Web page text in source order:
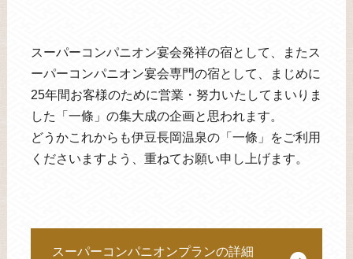
スーパーコンパニオン宴会発祥の宿として、またス
ーパーコンパニオン宴会専門の宿として、まじめに
25年間お客様のために営業・努力いたしてまいりま
した「一條」の集大成の企画と思われます。
どうかこれからも伊豆長岡温泉の「一條」をご利用
くださいますよう、重ねてお願い申し上げます。
スーパーコンパニオンプランの詳細